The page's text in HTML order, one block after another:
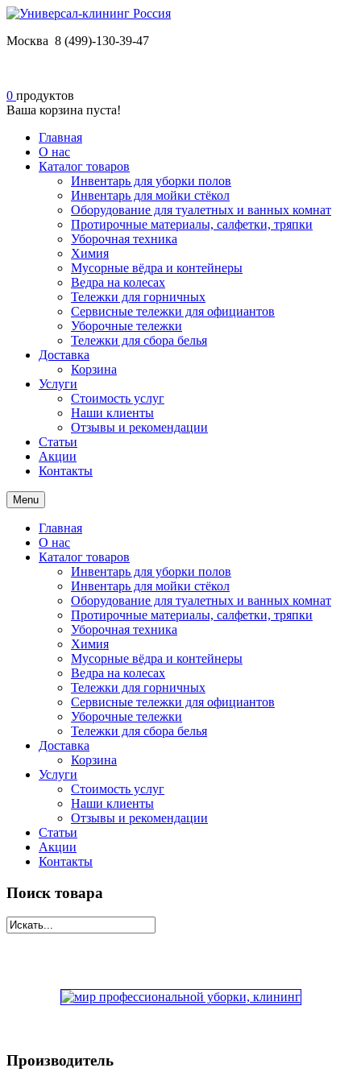
Москва 8 (499)-130-39-47
0 продуктов
Ваша корзина пуста!
Главная
О нас
Каталог товаров
Инвентарь для уборки полов
Инвентарь для мойки стёкол
Оборудование для туалетных и ванных комнат
Протирочные материалы, салфетки, тряпки
Уборочная техника
Химия
Мусорные вёдра и контейнеры
Ведра на колесах
Тележки для горничных
Сервисные тележки для официантов
Уборочные тележки
Тележки для сбора белья
Доставка
Корзина
Услуги
Стоимость услуг
Наши клиенты
Отзывы и рекомендации
Статьи
Акции
Контакты
Menu
Главная
О нас
Каталог товаров
Инвентарь для уборки полов
Инвентарь для мойки стёкол
Оборудование для туалетных и ванных комнат
Протирочные материалы, салфетки, тряпки
Уборочная техника
Химия
Мусорные вёдра и контейнеры
Ведра на колесах
Тележки для горничных
Сервисные тележки для официантов
Уборочные тележки
Тележки для сбора белья
Доставка
Корзина
Услуги
Стоимость услуг
Наши клиенты
Отзывы и рекомендации
Статьи
Акции
Контакты
Поиск товара
Производитель